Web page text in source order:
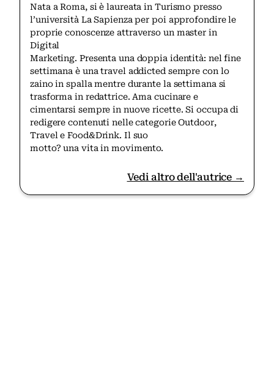
Nata a Roma, si è laureata in Turismo presso
l’università La Sapienza per poi approfondire le
proprie conoscenze attraverso un master in
Digital
Marketing. Presenta una doppia identità: nel fine
settimana è una travel addicted sempre con lo
zaino in spalla mentre durante la settimana si
trasforma in redattrice. Ama cucinare e
cimentarsi sempre in nuove ricette. Si occupa di
redigere contenuti nelle categorie Outdoor,
Travel e Food&Drink. Il suo
motto? una vita in movimento.
Vedi altro dell'autrice →